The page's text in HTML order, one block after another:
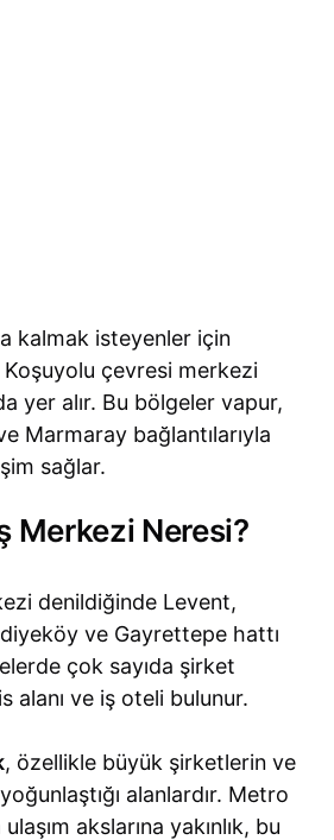
kalmak isteyenler için
Koşuyolu çevresi merkezi
yer alır. Bu bölgeler vapur,
Marmaray bağlantılarıyla
sağlar.
Merkezi Neresi?
denildiğinde Levent,
ve Gayrettepe hattı
çok sayıda şirket
alanı ve iş oteli bulunur.
, özellikle büyük şirketlerin ve
alanlardır. Metro
akslarına yakınlık, bu